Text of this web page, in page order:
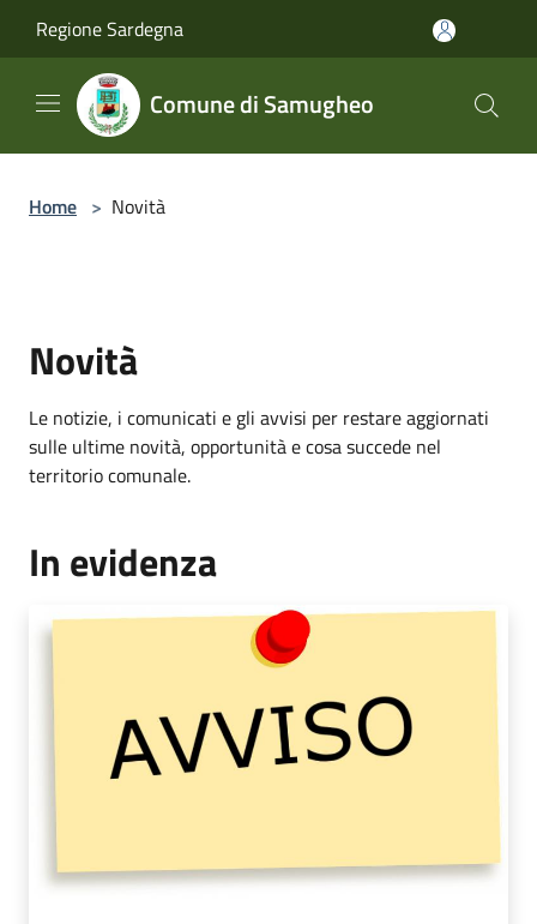
Regione Sardegna
Comune di Samugheo
Home > Novità
Novità
Le notizie, i comunicati e gli avvisi per restare aggiornati
sulle ultime novità, opportunità e cosa succede nel
territorio comunale.
In evidenza